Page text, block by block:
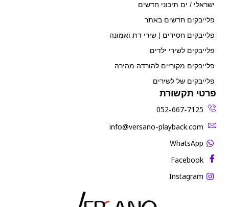
ישראלי / ים תיכוני חדשים
פלייבקים חדשים באתר
פלייבקים חסידים | שירי דת ואמונה
פלייבקים לשירי ילדים
פלייבקים מקוריים להורדה מהירה
פלייבקים של לשירים
פרטי תקשורת
052-667-7125
‫info@versano-playback.com‬
WhatsApp
Facebook
Instagram